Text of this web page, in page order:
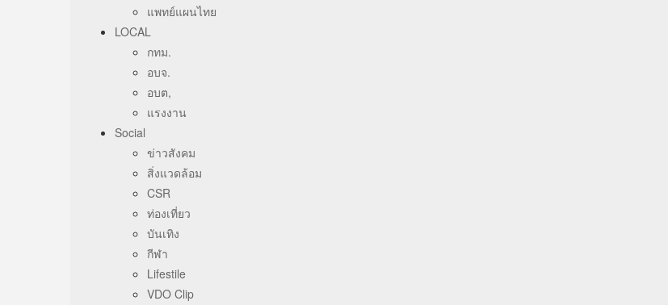
แพทย์แผนไทย
LOCAL
กทม.
อบจ.
อบต,
แรงงาน
Social
ข่าวสังคม
สิ่งแวดล้อม
CSR
ท่องเที่ยว
บันเทิง
กีฬา
Lifestile
VDO Clip